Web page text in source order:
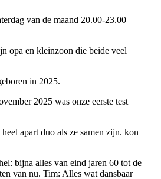
van de maand 20.00-23.00
opa en kleinzoon die beide veel
in 2025.
2025 was onze eerste test
heel apart duo als ze samen zijn. kon
bijna alles van eind jaren 60 tot de
van nu. Tim: Alles wat dansbaar